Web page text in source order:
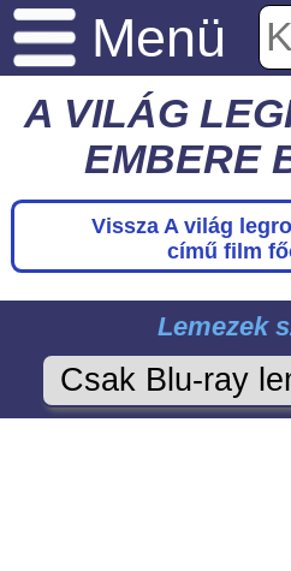
Menü
A VILÁG
EMBERE
Vissza A világ
című film
Lemezek